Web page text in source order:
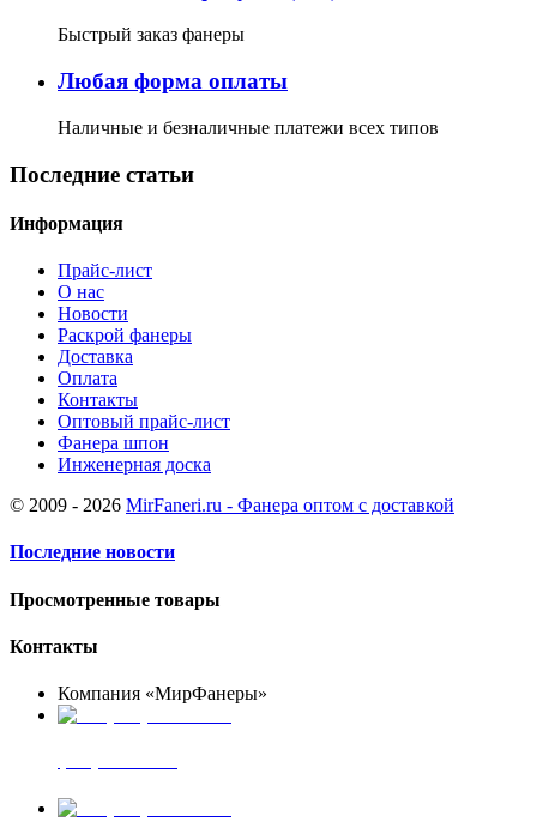
Быстрый заказ фанеры
Любая форма оплаты
Наличные и безналичные платежи всех типов
Последние статьи
Информация
Прайс-лист
О нас
Новости
Раскрой фанеры
Доставка
Оплата
Контакты
Оптовый прайс-лист
Фанера шпон
Инженерная доска
© 2009 - 2026 MirFaneri.ru - Фанера оптом с доставкой
Последние новости
Просмотренные товары
Контакты
Компания «МирФанеры»